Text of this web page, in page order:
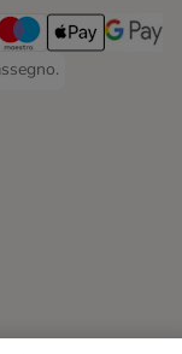
Method
Method
Payment Method
PayPal. Payment
Paga con Maestro.
Apple PayGoogle
Payment